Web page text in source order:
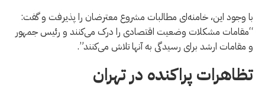
با وجود این، خامنه‌ای مطالبات مشروع معترضان را پذیرفت و گفت:
“مقامات مشکلات وضعیت اقتصادی را درک می‌کنند و رئیس جمهور
و مقامات ارشد برای رسیدگی به آنها تلاش می‌کنند”.
تظاهرات پراکنده در تهران